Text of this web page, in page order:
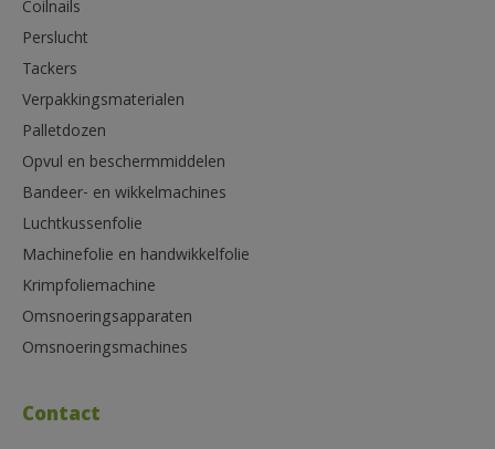
Coilnails
Perslucht
Tackers
Verpakkingsmaterialen
Palletdozen
Opvul en beschermmiddelen
Bandeer- en wikkelmachines
Luchtkussenfolie
Machinefolie en handwikkelfolie
Krimpfoliemachine
Omsnoeringsapparaten
Omsnoeringsmachines
Contact